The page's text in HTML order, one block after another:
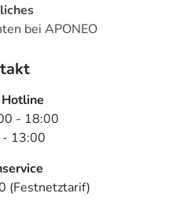
bei APONEO
- 18:00
- 13:00
(Festnetztarif)